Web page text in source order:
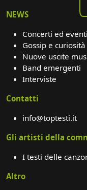
NEWS
Concerti ed eventi
Gossip e curiosità
Nuove uscite
Band emergenti
Interviste
Contatti
info@toptesti.it
Gli artisti della
I testi delle
Altro